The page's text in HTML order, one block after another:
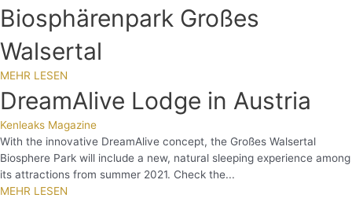
Biosphärenpark Großes
Walsertal
MEHR LESEN
DreamAlive Lodge in Austria
Kenleaks Magazine
With the innovative DreamAlive concept, the Großes Walsertal
Biosphere Park will include a new, natural sleeping experience among
its attractions from summer 2021. Check the...
MEHR LESEN